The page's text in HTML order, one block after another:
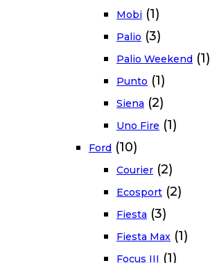
Mobi (1)
Palio (3)
Palio Weekend (1)
Punto (1)
Siena (2)
Uno Fire (1)
Ford (10)
Courier (2)
Ecosport (2)
Fiesta (3)
Fiesta Max (1)
Focus III (1)